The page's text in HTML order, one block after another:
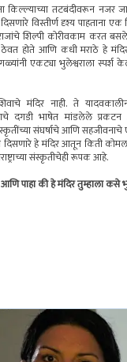
किल्ल्याच्या तटबंदीवरून नजर
विस्तीर्ण दृश्य पाहताना एक
शिल्पी कोरीवकाम करत
होते आणि कधी मराठे हे
एकट्या भुलेश्वराला
मंदिर नाही. ते
दगडी भाषेत मांडलेले प्रकटन
संघर्षाचे आणि
हे मंदिर आतून किती
संस्कृतीचेही रूपक आहे.
पाहा की हे मंदिर तुम्हाला